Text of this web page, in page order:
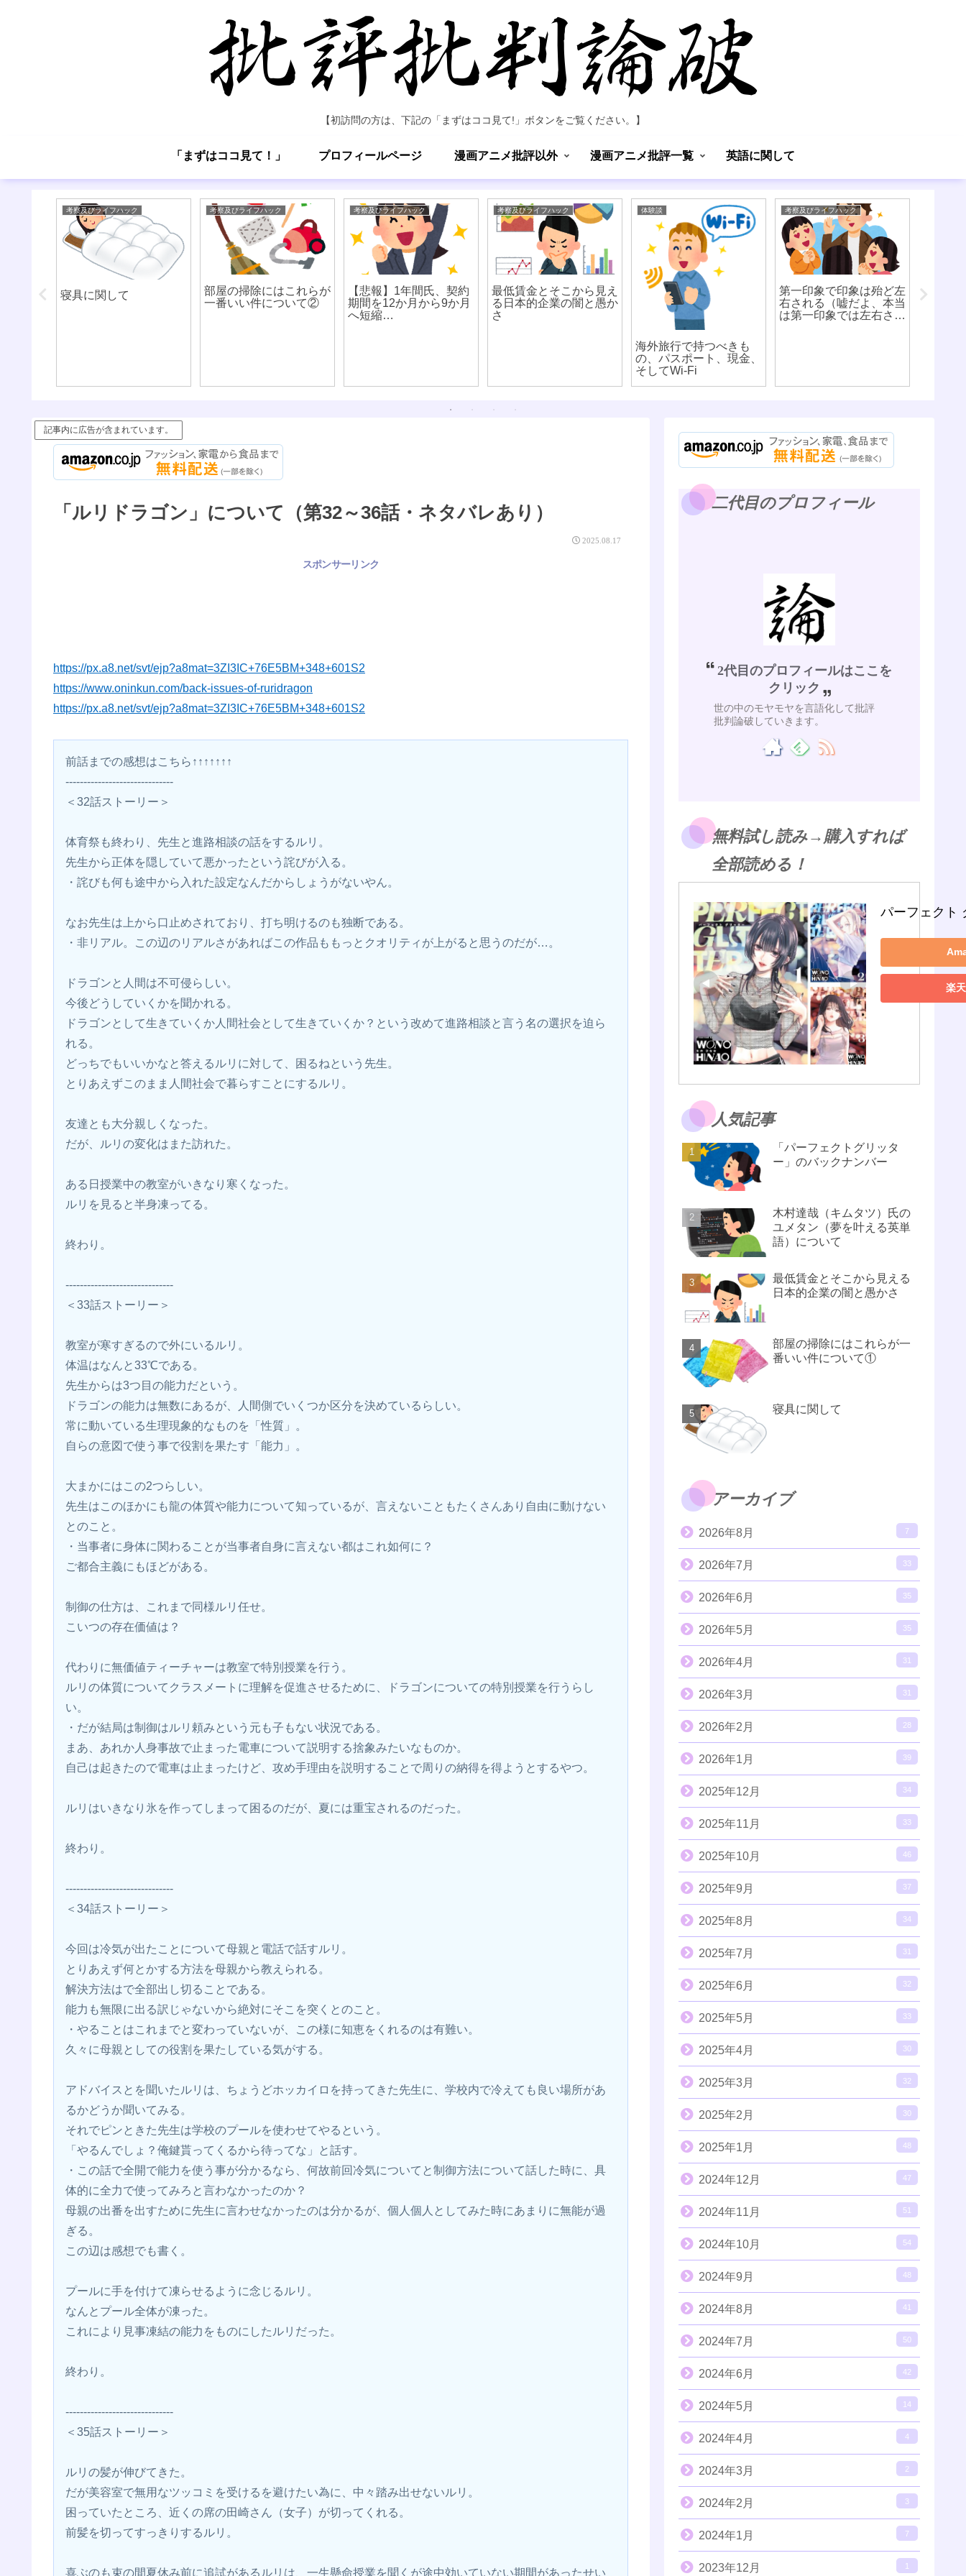
【初訪問の方は、下記の「まずはココ見て!」ボタンをご覧ください。】
「まずはココ見て！」 プロフィールページ 漫画アニメ批評以外 漫画アニメ批評一覧 英語に関して
上手い
考察及びライフハック
寝具に関して
考察及びライフハック
部屋の掃除にはこれらが
一番いい件について②
考察及びライフハック
【悲報】1年間氏、契約
期間を12か月から9か月
へ短縮…
考察及びライフハック
最低賃金とそこから見え
る日本的企業の闇と愚か
さ
体験談
海外旅行で持つべきも
の、パスポート、現金、
そしてWi-Fi
考察及びライフハック
第一印象で印象は殆ど左
右される（嘘だよ、本当
は第一印象では左右され
視力を
記事内に広告が含まれています。
「ルリドラゴン」について（第32～36話・ネタバレあり）
2025.08.17
スポンサーリンク
https://px.a8.net/svt/ejp?a8mat=3ZI3IC+76E5BM+348+601S2
https://www.oninkun.com/back-issues-of-ruridragon
https://px.a8.net/svt/ejp?a8mat=3ZI3IC+76E5BM+348+601S2
前話までの感想はこちら↑↑↑↑↑↑↑
------------------------------
＜32話ストーリー＞
体育祭も終わり、先生と進路相談の話をするルリ。
先生から正体を隠していて悪かったという詫びが入る。
・詫びも何も途中から入れた設定なんだからしょうがないやん。
なお先生は上から口止めされており、打ち明けるのも独断である。
・非リアル。この辺のリアルさがあればこの作品ももっとクオリティが上がると思うのだが…。
ドラゴンと人間は不可侵らしい。
今後どうしていくかを聞かれる。
ドラゴンとして生きていくか人間社会として生きていくか？という改めて進路相談と言う名の選択を迫ら
れる。
どっちでもいいかなと答えるルリに対して、困るねという先生。
とりあえずこのまま人間社会で暮らすことにするルリ。
友達とも大分親しくなった。
だが、ルリの変化はまた訪れた。
ある日授業中の教室がいきなり寒くなった。
ルリを見ると半身凍ってる。
終わり。
------------------------------
＜33話ストーリー＞
教室が寒すぎるので外にいるルリ。
体温はなんと33℃である。
先生からは3つ目の能力だという。
ドラゴンの能力は無数にあるが、人間側でいくつか区分を決めているらしい。
常に動いている生理現象的なものを「性質」。
自らの意図で使う事で役割を果たす「能力」。
大まかにはこの2つらしい。
先生はこのほかにも龍の体質や能力について知っているが、言えないこともたくさんあり自由に動けない
とのこと。
・当事者に身体に関わることが当事者自身に言えない都はこれ如何に？
ご都合主義にもほどがある。
制御の仕方は、これまで同様ルリ任せ。
こいつの存在価値は？
代わりに無価値ティーチャーは教室で特別授業を行う。
ルリの体質についてクラスメートに理解を促進させるために、ドラゴンについての特別授業を行うらし
い。
・だが結局は制御はルリ頼みという元も子もない状況である。
まあ、あれか人身事故で止まった電車について説明する捨象みたいなものか。
自己は起きたので電車は止まったけど、攻め手理由を説明することで周りの納得を得ようとするやつ。
ルリはいきなり氷を作ってしまって困るのだが、夏には重宝されるのだった。
終わり。
------------------------------
＜34話ストーリー＞
今回は冷気が出たことについて母親と電話で話すルリ。
とりあえず何とかする方法を母親から教えられる。
解決方法はで全部出し切ることである。
能力も無限に出る訳じゃないから絶対にそこを突くとのこと。
・やることはこれまでと変わっていないが、この様に知恵をくれるのは有難い。
久々に母親としての役割を果たしている気がする。
アドバイスとを聞いたルリは、ちょうどホッカイロを持ってきた先生に、学校内で冷えても良い場所があ
るかどうか聞いてみる。
それでピンときた先生は学校のプールを使わせてやるという。
「やるんでしょ？俺鍵貰ってくるから待ってな」と話す。
・この話で全開で能力を使う事が分かるなら、何故前回冷気についてと制御方法について話した時に、具
体的に全力で使ってみろと言わなかったのか？
母親の出番を出すために先生に言わせなかったのは分かるが、個人個人としてみた時にあまりに無能が過
ぎる。
この辺は感想でも書く。
プールに手を付けて凍らせるように念じるルリ。
なんとプール全体が凍った。
これにより見事凍結の能力をものにしたルリだった。
終わり。
------------------------------
＜35話ストーリー＞
ルリの髪が伸びてきた。
だが美容室で無用なツッコミを受けるを避けたい為に、中々踏み出せないルリ。
困っていたところ、近くの席の田崎さん（女子）が切ってくれる。
前髪を切ってすっきりするルリ。
喜ぶのも束の間夏休み前に追試があるルリは、一生懸命授業を聞くが途中効いていない期間があったせい
二代目のプロフィール
2代目のプロフィールはここを
クリック
世の中のモヤモヤを言語化して批評
批判論破していきます。
無料試し読み→購入すれば
全部読める！
パーフェクト
楽
人気記事
「パーフェクトグリッタ
ー」のバックナンバー
木村達哉（キムタツ）氏の
ユメタン（夢を叶える英単
語）について
最低賃金とそこから見える
日本的企業の闇と愚かさ
部屋の掃除にはこれらが一
番いい件について①
寝具に関して
アーカイブ
2026年8月 7
2026年7月 33
2026年6月 35
2026年5月 35
2026年4月 31
2026年3月 31
2026年2月 28
2026年1月 39
2025年12月 34
2025年11月 33
2025年10月 46
2025年9月 37
2025年8月 34
2025年7月 31
2025年6月 32
2025年5月 33
2025年4月 30
2025年3月 32
2025年2月 30
2025年1月 48
2024年12月 47
2024年11月 51
2024年10月 54
2024年9月 48
2024年8月 41
2024年7月 50
2024年6月 42
2024年5月 14
2024年4月 4
2024年3月 2
2024年2月 3
2024年1月 7
2023年12月 1